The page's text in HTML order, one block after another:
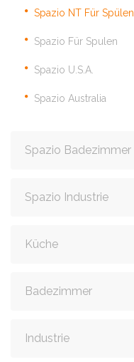
Spazio NT Für Spülen
Spazio Für Spulen
Spazio U.S.A.
Spazio Australia
Spazio Badezimmer
Spazio Industrie
Küche
Badezimmer
Industrie